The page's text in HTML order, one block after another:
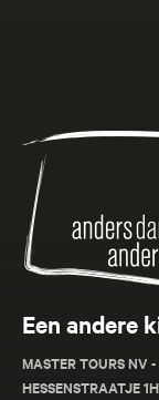
Anders
dan
Anders
Een andere
MASTER TOURS NV
HESSENSTRAATJE